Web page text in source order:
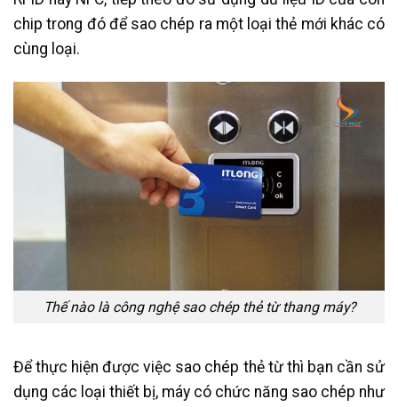
chip trong đó để sao chép ra một loại thẻ mới khác có
cùng loại.
Thế nào là công nghệ sao chép thẻ từ thang máy?
Để thực hiện được việc sao chép thẻ từ thì bạn cần sử
dụng các loại thiết bị, máy có chức năng sao chép như